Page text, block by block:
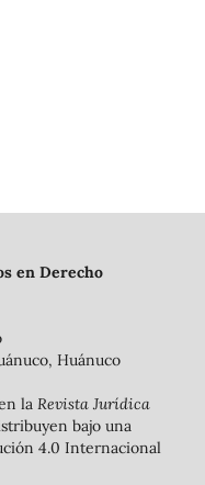
en Derecho
Huánuco
la Revista Jurídica
bajo una
4.0 Internacional